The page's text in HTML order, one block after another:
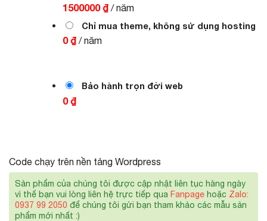
1500000 ₫ / năm
Chỉ mua theme, không sử dụng hosting
0 ₫ / năm
Bảo hành trọn đời web
0 ₫
Code chạy trên nền tảng Wordpress
Sản phẩm của chúng tôi được cập nhật liên tục hàng ngày
vì thế bạn vui lòng liên hệ trực tiếp qua Fanpage hoặc Zalo:
0937 99 2050 để chúng tôi gửi bạn tham khảo các mẫu sản
phẩm mới nhất :)